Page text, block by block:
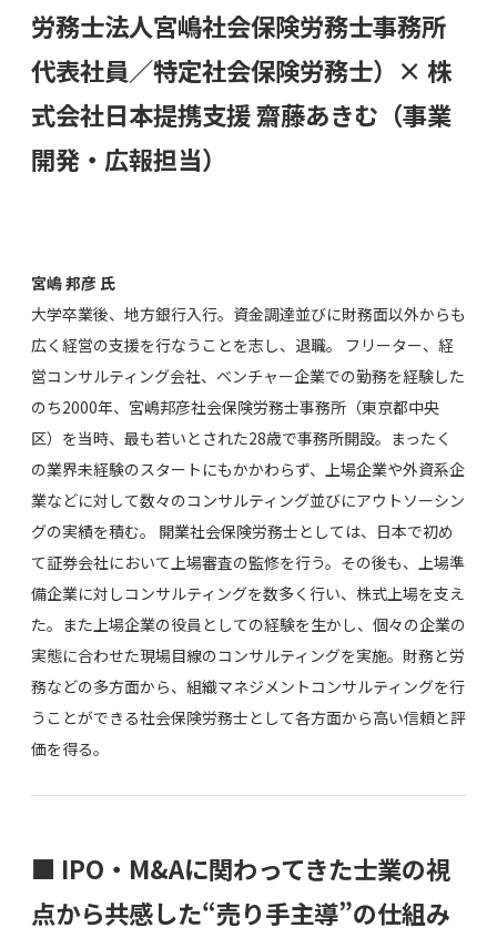
労務士法人宮嶋社会保険労務士事務所
代表社員／特定社会保険労務士）× 株
式会社日本提携支援 齋藤あきむ（事業
開発・広報担当）
宮嶋 邦彦 氏
大学卒業後、地方銀行入行。資金調達並びに財務面以外からも
広く経営の支援を行なうことを志し、退職。 フリーター、経
営コンサルティング会社、ベンチャー企業での勤務を経験した
のち2000年、宮嶋邦彦社会保険労務士事務所（東京都中央
区）を当時、最も若いとされた28歳で事務所開設。まったく
の業界未経験のスタートにもかかわらず、上場企業や外資系企
業などに対して数々のコンサルティング並びにアウトソーシン
グの実績を積む。 開業社会保険労務士としては、日本で初め
て証券会社において上場審査の監修を行う。その後も、上場準
備企業に対しコンサルティングを数多く行い、株式上場を支え
た。また上場企業の役員としての経験を生かし、個々の企業の
実態に合わせた現場目線のコンサルティングを実施。財務と労
務などの多方面から、組織マネジメントコンサルティングを行
うことができる社会保険労務士として各方面から高い信頼と評
価を得る。
■ IPO・M&Aに関わってきた士業の視
点から共感した“売り手主導”の仕組み